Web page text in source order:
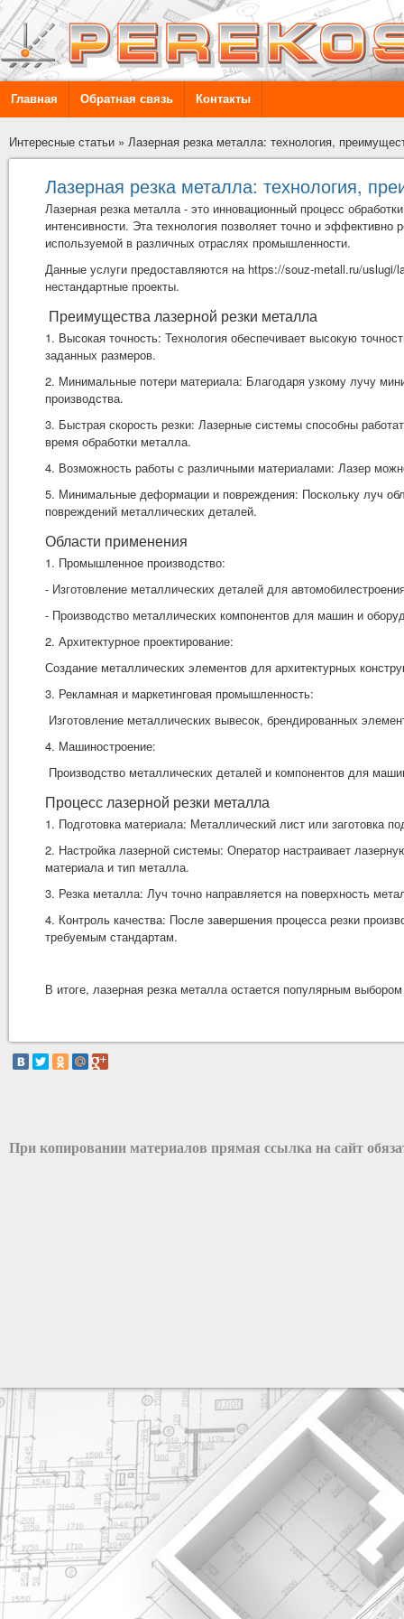
Главная Обратная связь Контакты
Интересные статьи » Лазерная резка металла: технология,
Лазерная резка металла: технология,
Лазерная резка металла - это инновационный процесс
интенсивности. Эта технология позволяет точно и
используемой в различных отраслях промышленности.
Данные услуги предоставляются на https://souz-metall.ru/uslugi/
нестандартные проекты.
Преимущества лазерной резки металла
1. Высокая точность: Технология обеспечивает высокую
заданных размеров.
2. Минимальные потери материала: Благодаря узкому лучу
производства.
3. Быстрая скорость резки: Лазерные системы способны
время обработки металла.
4. Возможность работы с различными материалами: Лазер
5. Минимальные деформации и повреждения: Поскольку луч
повреждений металлических деталей.
Области применения
1. Промышленное производство:
- Изготовление металлических деталей для
- Производство металлических компонентов для машин и
2. Архитектурное проектирование:
Создание металлических элементов для архитектурных
3. Рекламная и маркетинговая промышленность:
Изготовление металлических вывесок, брендированных
4. Машиностроение:
Производство металлических деталей и компонентов для
Процесс лазерной резки металла
1. Подготовка материала: Металлический лист или заготовка
2. Настройка лазерной системы: Оператор настраивает
материала и тип металла.
3. Резка металла: Луч точно направляется на поверхность
4. Контроль качества: После завершения процесса резки
требуемым стандартам.
В итоге, лазерная резка металла остается популярным
При копировании материалов прямая ссылка на сайт